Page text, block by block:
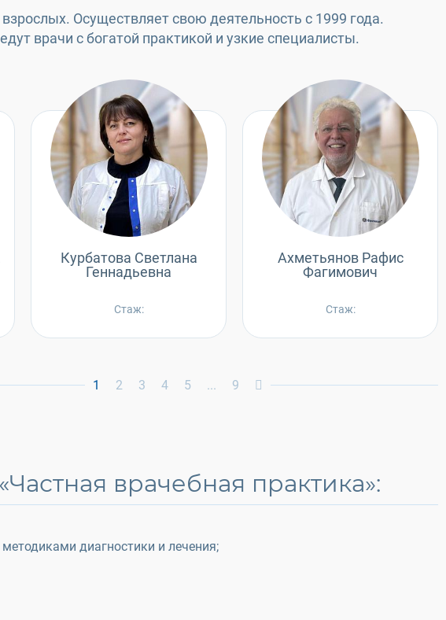
Осуществляет свою деятельность с 1999 года.
врачи с богатой практикой и узкие специалисты.
Курбатова Светлана
Геннадьевна
Стаж:
Ахметьянов Рафис
Фагимович
Стаж:
1 2 3 4 5 ... 9
врачебная практика»:
диагностики и лечения;